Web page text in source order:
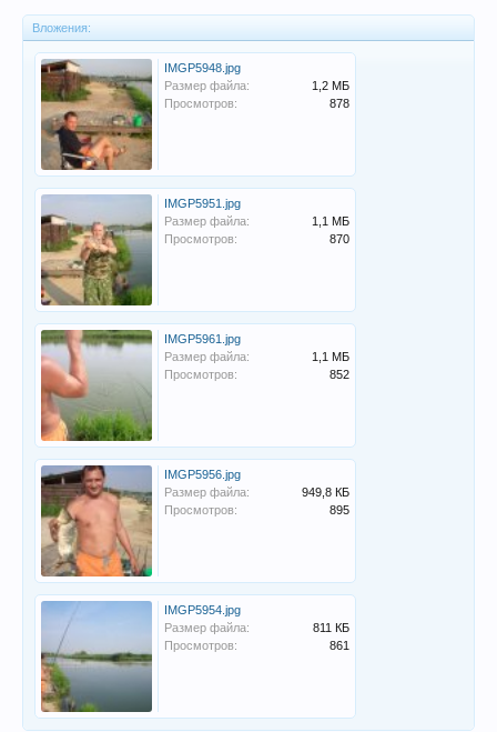
Вложения:
IMGP5948.jpg
Размер файла:
1,2 МБ
Просмотров:
878
IMGP5951.jpg
Размер файла:
1,1 МБ
Просмотров:
870
IMGP5961.jpg
Размер файла:
1,1 МБ
Просмотров:
852
IMGP5956.jpg
Размер файла:
949,8 КБ
Просмотров:
895
IMGP5954.jpg
Размер файла:
811 КБ
Просмотров:
861